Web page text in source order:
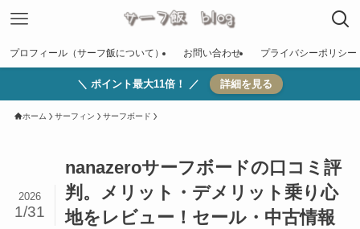
プロフィール（サーフ飯について） お問い合わせ プライバシーポリシー
＼ ポイント最大11倍！ ／ 詳細を見る
ホーム サーフィン サーフボード
nanazeroサーフボードの口コミ評
判。メリット・デメリット乗り心
地をレビュー！セール・中古情報
2026
1/31